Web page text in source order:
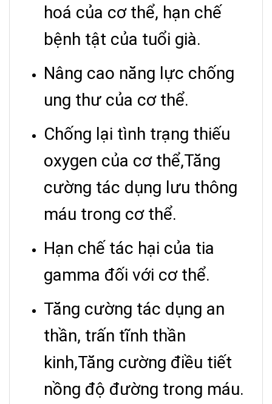
hoá của cơ thể, hạn chế
bệnh tật của tuổi già.
Nâng cao năng lực chống
ung thư của cơ thể.
Chống lại tình trạng thiếu
oxygen của cơ thể,Tăng
cường tác dụng lưu thông
máu trong cơ thể.
Hạn chế tác hại của tia
gamma đối với cơ thể.
Tăng cường tác dụng an
thần, trấn tĩnh thần
kinh,Tăng cường điều tiết
nồng độ đường trong máu.